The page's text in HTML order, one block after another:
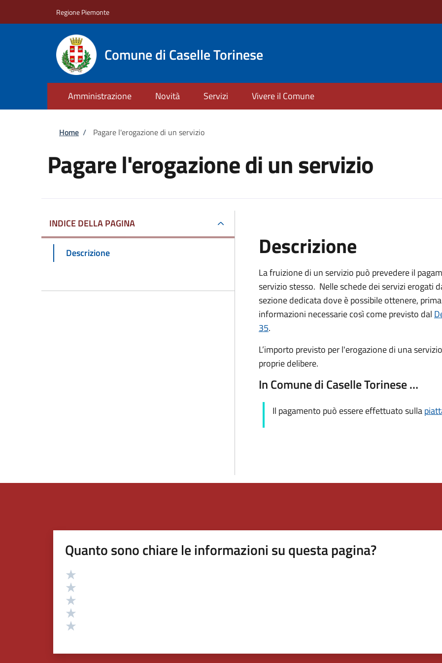
Regione Piemonte
Comune di Caselle Torinese
Amministrazione Novità Servizi Vivere il Comune
Briciole di pane
Home / Pagare l'erogazione di un servizio
Pagare l'erogazione di un servizio
INDICE DELLA PAGINA
Descrizione Descrizione
La fruizione di un servizio può prevedere il
servizio stesso. Nelle schede dei servizi erogati
sezione dedicata dove è possibile ottenere,
informazioni necessarie così come previsto dal
35.
L’importo previsto per l'erogazione di una
proprie delibere.
In Comune di Caselle Torinese …
Il pagamento può essere effettuato sulla
Quanto sono chiare le informazioni su questa pagina?
Valutazione